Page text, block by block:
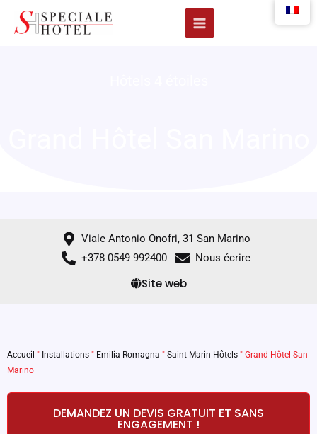
Viale Antonio Onofri, 31 San Marino
+378 0549 992400
Nous écrire
Site web
Accueil " Installations " Emilia Romagna " Saint-Marin Hôtels " Grand Hôtel San
Marino
DEMANDEZ UN DEVIS GRATUIT ET SANS
ENGAGEMENT !